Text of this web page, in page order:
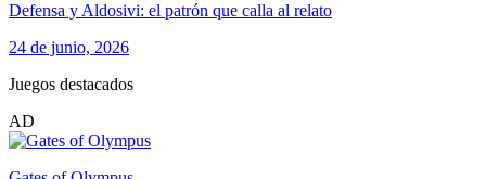
Defensa y Aldosivi: el patrón que calla al relato
24 de junio, 2026
Juegos destacados
AD